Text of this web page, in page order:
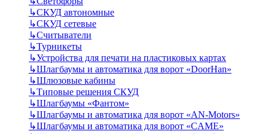
↳СКУД автономные
↳СКУД сетевые
↳Считыватели
↳Турникеты
↳Устройства для печати на пластиковых картах
↳Шлагбаумы и автоматика для ворот «DoorHan»
↳Шлюзовые кабины
↳Типовые решения СКУД
↳Шлагбаумы «Фантом»
↳Шлагбаумы и автоматика для ворот «AN-Motors»
↳Шлагбаумы и автоматика для ворот «CAME»